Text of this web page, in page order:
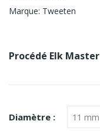
Marque: Tweeten
Procédé Elk Master
Diamètre :